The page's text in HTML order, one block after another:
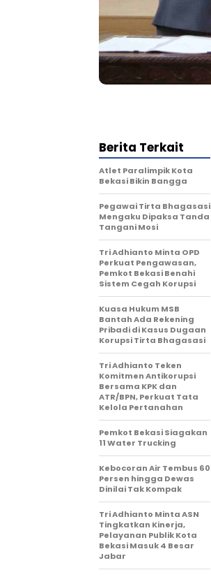
Berita Terkait
Atlet Paralimpik Kota
Bekasi Bikin Bangga
Pegawai Tirta Bhagasasi
Mengaku Dipaksa Tanda
Tangani Mosi
Tri Adhianto Minta OPD
Perkuat Pengawasan,
Pemkot Bekasi Benahi
Sistem Cegah Korupsi
Kuasa Hukum MSB
Bantah Ada Rekening
Pribadi di Kasus Dugaan
Korupsi Tirta Bhagasasi
Tri Adhianto Teken
Komitmen Antikorupsi
Bersama KPK dan
ATR/BPN, Perkuat Tata
Kelola Pertanahan
Pemkot Bekasi Siagakan
11 Water Trucking
Kebocoran Air Tembus 60
Persen hingga Dewas
Dinilai Tak Kompak
Tri Adhianto Minta ASN
Tingkatkan Kinerja,
Pelayanan Publik Kota
Bekasi Masuk 4 Besar
Jabar